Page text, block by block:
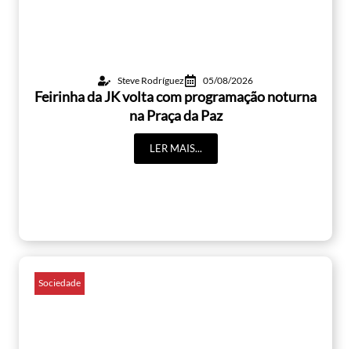
Steve Rodríguez 05/08/2026
Feirinha da JK volta com programação noturna
na Praça da Paz
LER MAIS...
Sociedade